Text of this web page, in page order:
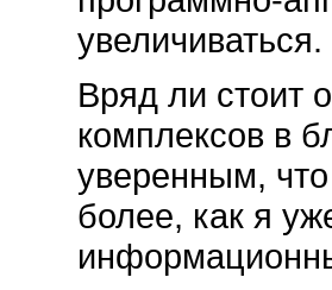
увеличиваться.
Вряд ли стоит
комплексов в
уверенным,
более, как я